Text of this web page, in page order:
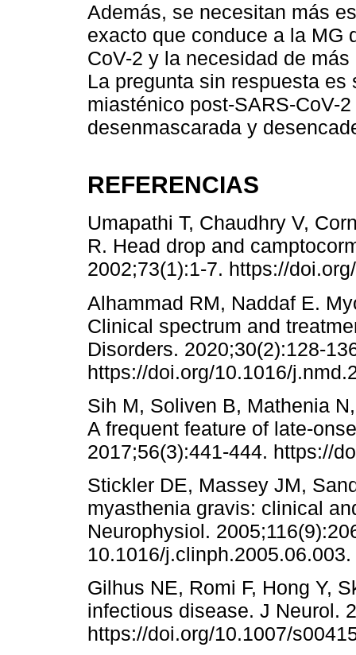
Además, se necesitan más
exacto que conduce a la MG
CoV-2 y la necesidad de
La pregunta sin respuesta
miasténico post-SARS-CoV-
desenmascarada y
REFERENCIAS
Umapathi T, Chaudhry V,
R. Head drop and
2002;73(1):1-7. https://
Alhammad RM, Naddaf E.
Clinical spectrum and
Disorders. 2020;30(2):128-
https://doi.org/10.1016/
Sih M, Soliven B, Mathenia
A frequent feature of late-
2017;56(3):441-444. https://
Stickler DE, Massey JM,
myasthenia gravis: clinical
Neurophysiol.
10.1016/
Gilhus NE, Romi F, Hong Y,
infectious disease. J Neurol.
https://doi.org/10.1007/